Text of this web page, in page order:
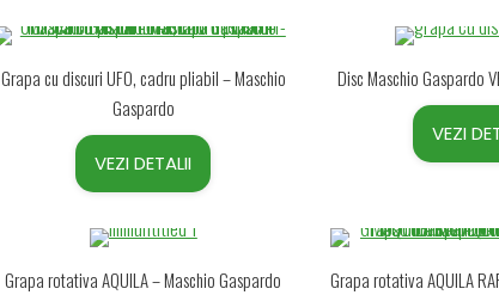
Grapa cu discuri UFO, cadru pliabil – Maschio
Gaspardo
VEZI DETALII
Disc Maschio Gaspardo
VEZI
Grapa rotativa AQUILA – Maschio Gaspardo
Grapa rotativa AQUILA